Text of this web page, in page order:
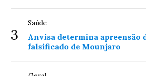
3
Saúde
Anvisa determina apreensão
falsificado de Mounjaro